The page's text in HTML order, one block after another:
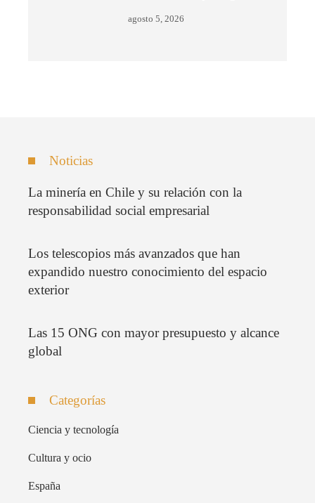
agosto 5, 2026
Noticias
La minería en Chile y su relación con la
responsabilidad social empresarial
Los telescopios más avanzados que han
expandido nuestro conocimiento del espacio
exterior
Las 15 ONG con mayor presupuesto y alcance
global
Categorías
Ciencia y tecnología
Cultura y ocio
España